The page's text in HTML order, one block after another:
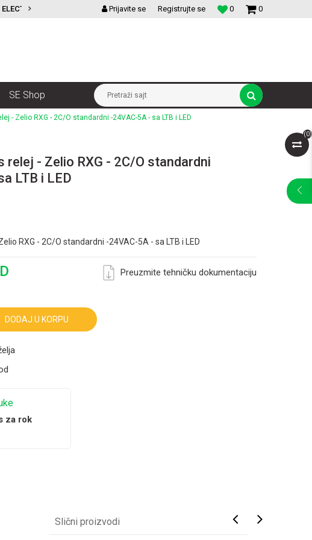
VELIKI IZBOR MODULARNIH PREKIDACA I UTICNICA 0
0
Prijavite se Registrujte se
SE Shop Pretraži sajt
(0)
- Zelio RXG - 2C/O standardni -24VAC-5A - sa LTB i LED
- Zelio RXG - 2C/O standardni
LTB i LED
RXG - 2C/O standardni -24VAC-5A - sa LTB i LED
Preuzmite tehničku dokumentaciju
DODAJ U KORPU
za rok
Slični proizvodi